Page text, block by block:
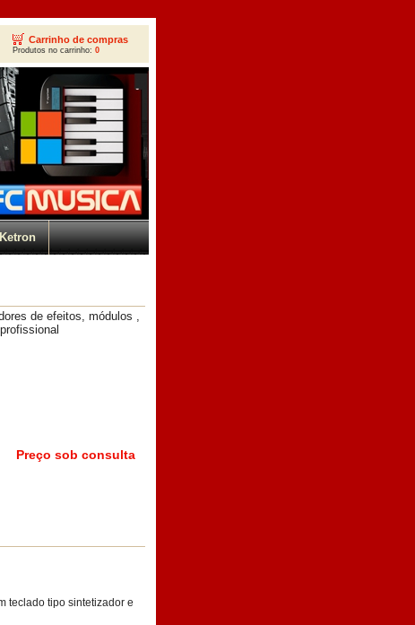
Carrinho de compras
Produtos no carrinho: 0
de efeitos, módulos ,
Preço sob consulta
teclado tipo sintetizador e